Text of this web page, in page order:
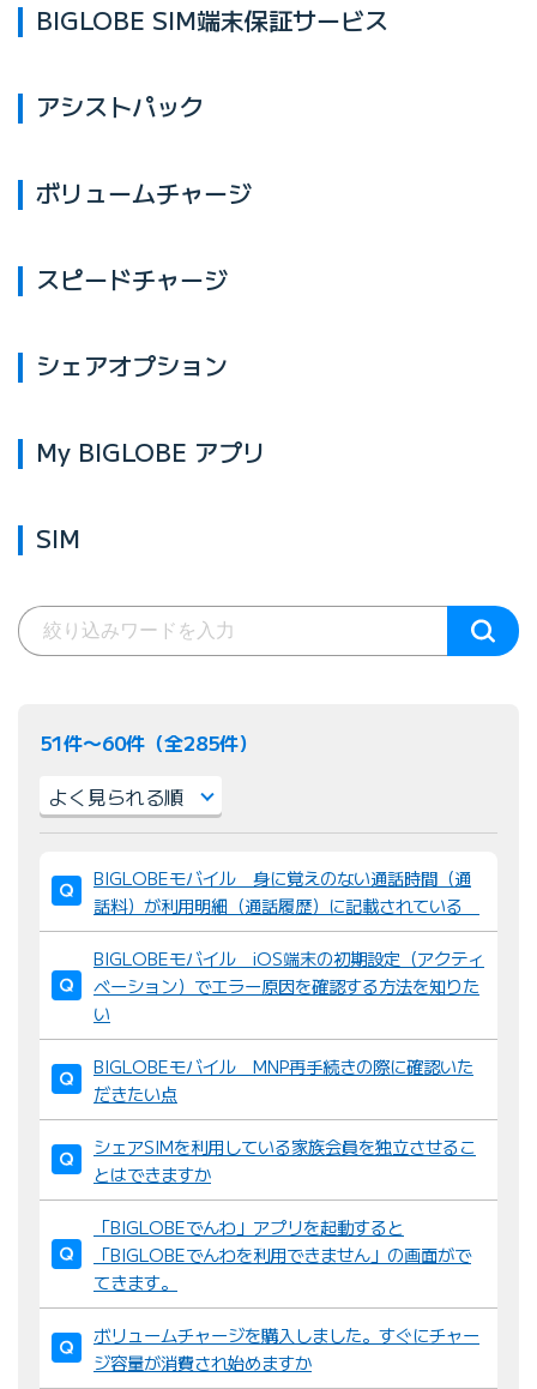
BIGLOBE SIM端末保証サービス
アシストパック
ボリュームチャージ
スピードチャージ
シェアオプション
My BIGLOBE アプリ
SIM
51件〜60件（全285件）
び
替
：
BIGLOBEモバイル 身に覚えのない通話時間（通
話料）が利用明細（通話履歴）に記載されている
BIGLOBEモバイル iOS端末の初期設定（アクティ
ベーション）でエラー原因を確認する方法を知りた
い
BIGLOBEモバイル MNP再手続きの際に確認いた
だきたい点
シェアSIMを利用している家族会員を独立させるこ
とはできますか
「BIGLOBEでんわ」アプリを起動すると
「BIGLOBEでんわを利用できません」の画面がで
てきます。
ボリュームチャージを購入しました。すぐにチャー
ジ容量が消費され始めますか